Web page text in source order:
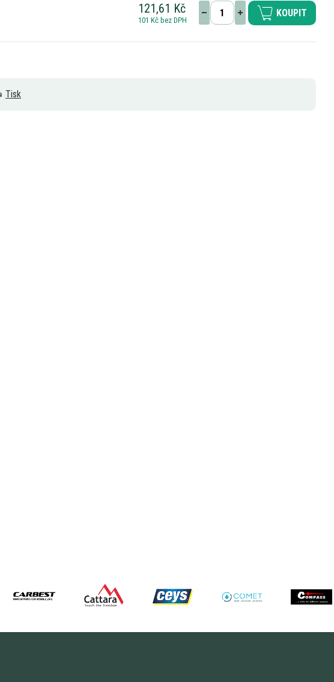
121,61 Kč
101 Kč bez DPH
KOUPIT
Tisk